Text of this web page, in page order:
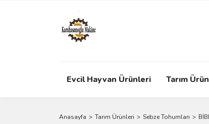
Evcil Hayvan Ürünleri Tarım
Anasayfa Tarım Ürünleri Sebze Tohumları